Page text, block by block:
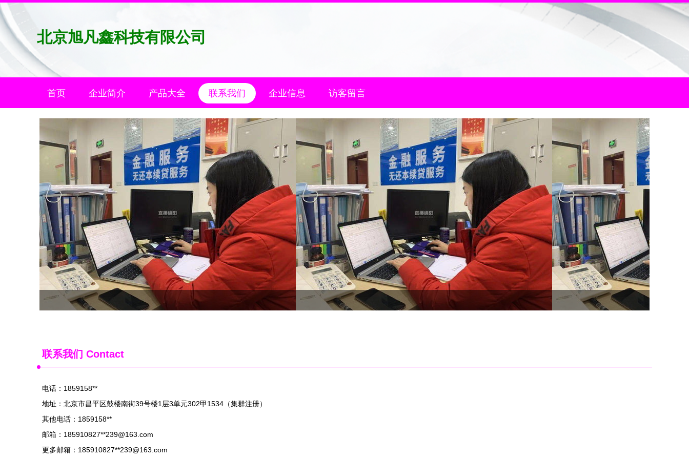
北京旭凡鑫科技有限公司
首页 企业简介 产品大全 联系我们 企业信息 访客留言
联系我们 Contact
电话：1859158**
地址：北京市昌平区鼓楼南街39号楼1层3单元302甲1534（集群注册）
其他电话：1859158**
邮箱：185910827**239@163.com
更多邮箱：185910827**239@163.com